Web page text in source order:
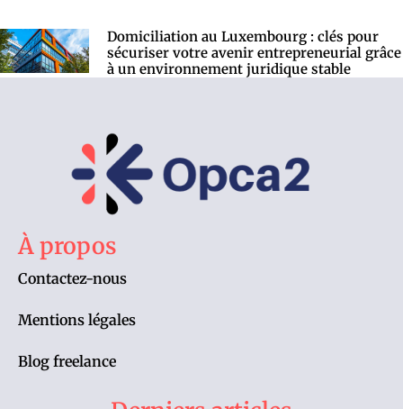
Domiciliation au Luxembourg : clés pour
sécuriser votre avenir entrepreneurial grâce
à un environnement juridique stable
À propos
Contactez-nous
Mentions légales
Blog freelance